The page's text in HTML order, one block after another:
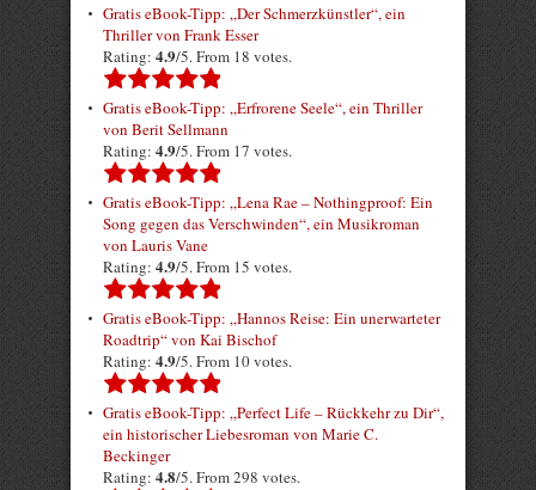
Gratis eBook-Tipp: „Der Schmerzkünstler“, ein
Thriller von Frank Esser
Rating: 4.9/5. From 18 votes.
Gratis eBook-Tipp: „Erfrorene Seele“, ein Thriller
von Berit Sellmann
Rating: 4.9/5. From 17 votes.
Gratis eBook-Tipp: „Lena Rae – Nothingproof: Ein
Song gegen das Verschwinden“, ein Musikroman
von Lauris Vane
Rating: 4.9/5. From 15 votes.
Gratis eBook-Tipp: „Hannos Reise: Ein unerwarteter
Roadtrip“ von Kai Bischof
Rating: 4.9/5. From 10 votes.
Gratis eBook-Tipp: „Perfect Life – Rückkehr zu Dir“,
ein historischer Liebesroman von Marie C.
Beckinger
Rating: 4.8/5. From 298 votes.